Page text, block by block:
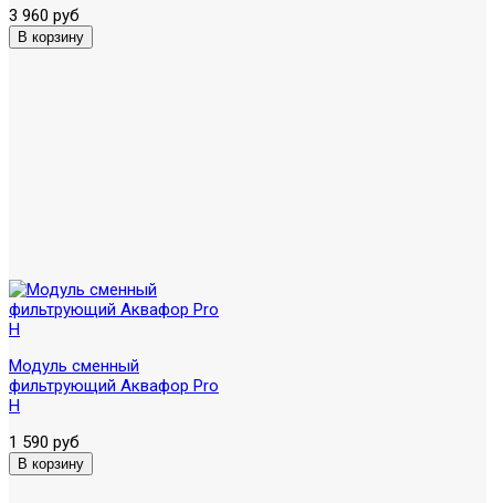
3 960 руб
Модуль сменный
фильтрующий Аквафор Pro
H
1 590 руб